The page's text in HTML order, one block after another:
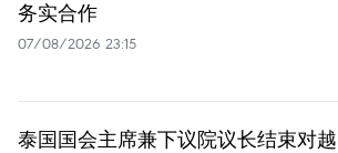
务实合作
07/08/2026 23:15
泰国国会主席兼下议院议长结束对越